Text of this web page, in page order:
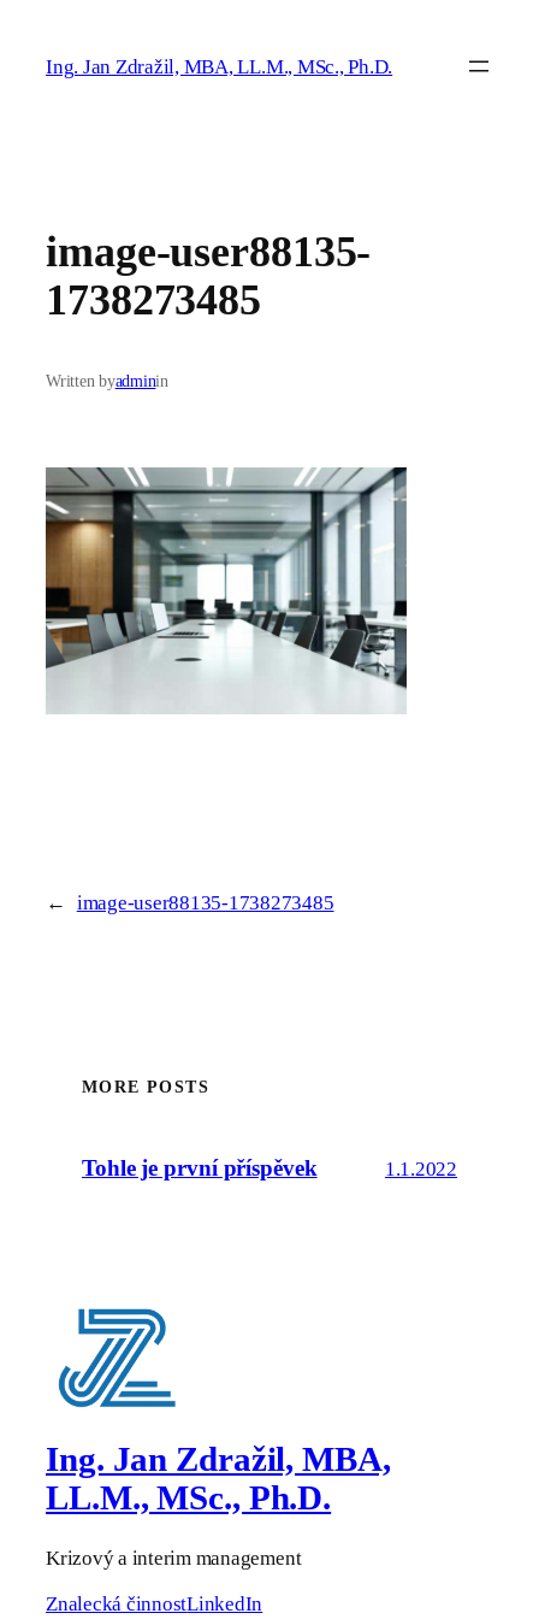
obsahIng. Jan Zdražil, MBA, LL.M., MSc., Ph.D.
image-user88135-
1738273485
Written byadminin
← image-user88135-1738273485
MORE POSTS
Tohle je první příspěvek 1.1.2022
Ing. Jan Zdražil, MBA,
LL.M., MSc., Ph.D.
Krizový a interim management
Znalecká činnostLinkedIn